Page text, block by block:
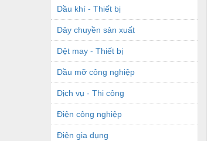
Dầu khí - Thiết bị
Dây chuyền sản xuất
Dệt may - Thiết bị
Dầu mỡ công nghiệp
Dịch vụ - Thi công
Điện công nghiệp
Điện gia dụng